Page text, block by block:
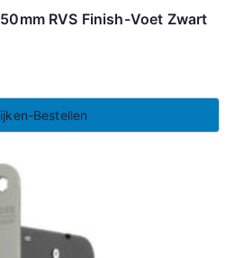
RVS Finish-Voet Zwart
Bestellen